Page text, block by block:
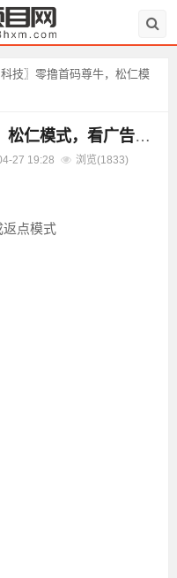
科技〗零撸首码尊牛，松仁模
〖鳟马科技〗零撸首码尊牛，松仁模式，看广告赚，收益高。
27 19:28 浏览(1833)
返点模式